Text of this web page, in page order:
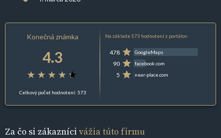
Konečná známka
4.3
Celkový počet hodnotení: 573
Na základe 573 hodnotení z portálov:
478 GoogleMaps
90 facebook.com
5 near-place.com
Za čo si zákazníci vážia túto firmu